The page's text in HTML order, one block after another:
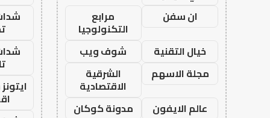
ان سفن
مرابع
التكنولوجيا
خيال التقنية
شوف ويب
مجلة الاسهم
الشرقية
الاقتصادية
عالم الايفون
مدونة كوكان